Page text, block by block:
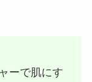
ーで肌にす